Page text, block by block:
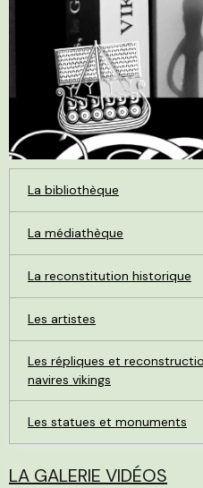
La bibliothèque
La médiathèque
La reconstitution historique
Les artistes
Les répliques et
navires vikings
Les statues et monuments
LA GALERIE VIDÉOS